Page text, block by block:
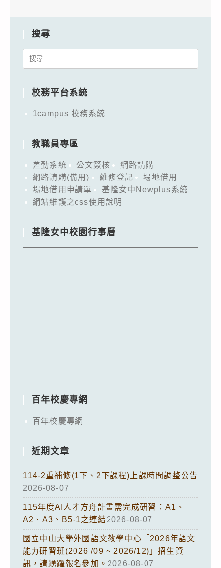
搜尋
Search
校務平台系統
1campus 校務系統
教職員專區
差勤系統 公文簽核
網路請購
網路請購(備用)
維修登記
場地借用
場地借用申請單
基隆女中Newplus系統
網站維護之css使用說明
基隆女中校園行事曆
百年校慶專網
百年校慶專網
近期文章
114-2重補修(1下、2下課程)上課時間調整公告
2026-08-07
115年度AI人才方舟計畫需完成研習：A1、
A2、A3、B5-1之連結2026-08-07
國立中山大學外國語文教學中心「2026年語文
能力研習班(2026 /09 ~ 2026/12)」招生資
訊，請踴躍報名參加。 2026-08-07